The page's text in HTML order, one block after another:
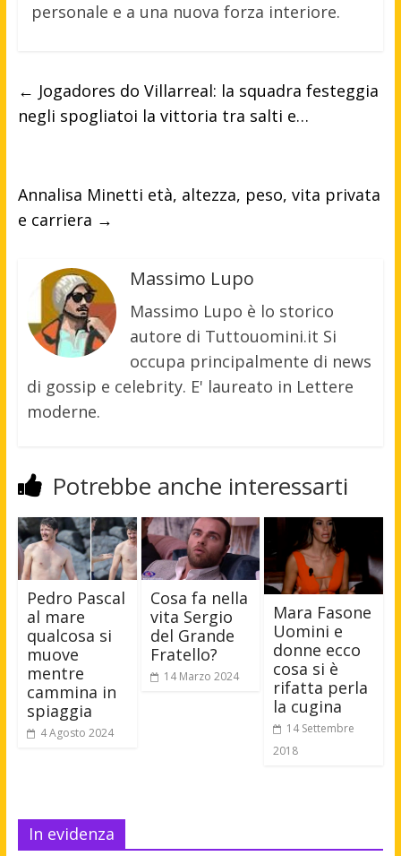
personale e a una nuova forza interiore.
← Jogadores do Villarreal: la squadra festeggia
negli spogliatoi la vittoria tra salti e…
Annalisa Minetti età, altezza, peso, vita privata
e carriera →
Massimo Lupo
Massimo Lupo è lo storico
autore di Tuttouomini.it Si
occupa principalmente di news
di gossip e celebrity. E' laureato in Lettere
moderne.
Potrebbe anche interessarti
Pedro Pascal
al mare
qualcosa si
muove
mentre
cammina in
spiaggia
4 Agosto 2024
Cosa fa nella
vita Sergio
del Grande
Fratello?
14 Marzo 2024
Mara Fasone
Uomini e
donne ecco
cosa si è
rifatta perla
la cugina
14 Settembre
2018
In evidenza